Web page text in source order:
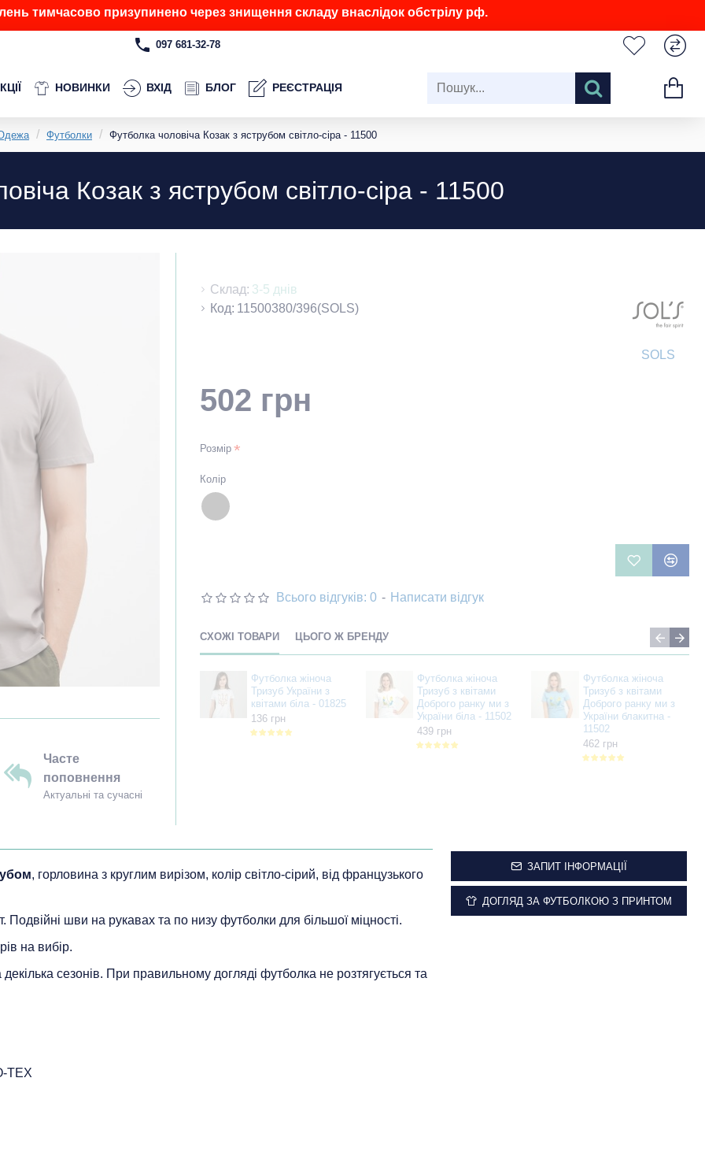
тимчасово призупинено через знищення складу внаслідок обстрілу рф.
097 681-32-78
НОВИНКИ ВХІД БЛОГ РЕЄСТРАЦІЯ
Футболки Футболка чоловіча Козак з яструбом світло-сіра - 11500
Козак з яструбом світло-сіра - 11500
Часте
поповнення
Актуальні та сучасні
Склад: 3-5 днів
Код: 11500380/396(SOLS)
SOLS
Всього відгуків: 0 - Написати відгук
502 грн
Розмір
Колір
СХОЖІ ТОВАРИ ЦЬОГО Ж БРЕНДУ
Футболка жіноча
Тризуб України з
квітами біла - 01825
136 грн
Футболка жіноча
Тризуб з квітами
Доброго ранку ми з
України біла - 11502
439 грн
Футболка жіноча
Тризуб з квітами
Доброго ранку ми з
України блакитна -
11502
462 грн
, горловина з круглим вирізом, колір світло-сірий, від французького
Подвійні шви на рукавах та по низу футболки для більшої міцності.
на вибір.
сезонів. При правильному догляді футболка не розтягується та
TEX
ЗАПИТ ІНФОРМАЦІЇ
ДОГЛЯД ЗА ФУТБОЛКОЮ З ПРИНТОМ